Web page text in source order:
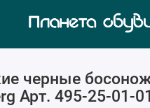
черные
Арт. 495-25-01-01